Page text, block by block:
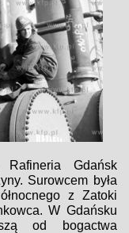
Gdańsk
Surowcem była
z Zatoki
W Gdańsku
od bogactwa